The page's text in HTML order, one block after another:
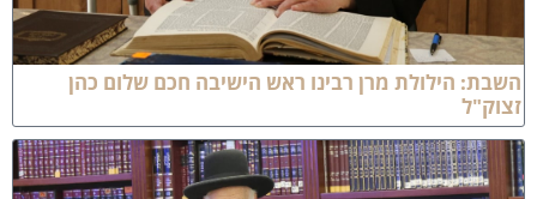
הילולת מרן רבינו ראש הישיבה חכם שלום כהן